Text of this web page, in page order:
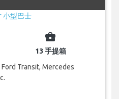
business_center
13 手提箱
Transit, Mercedes